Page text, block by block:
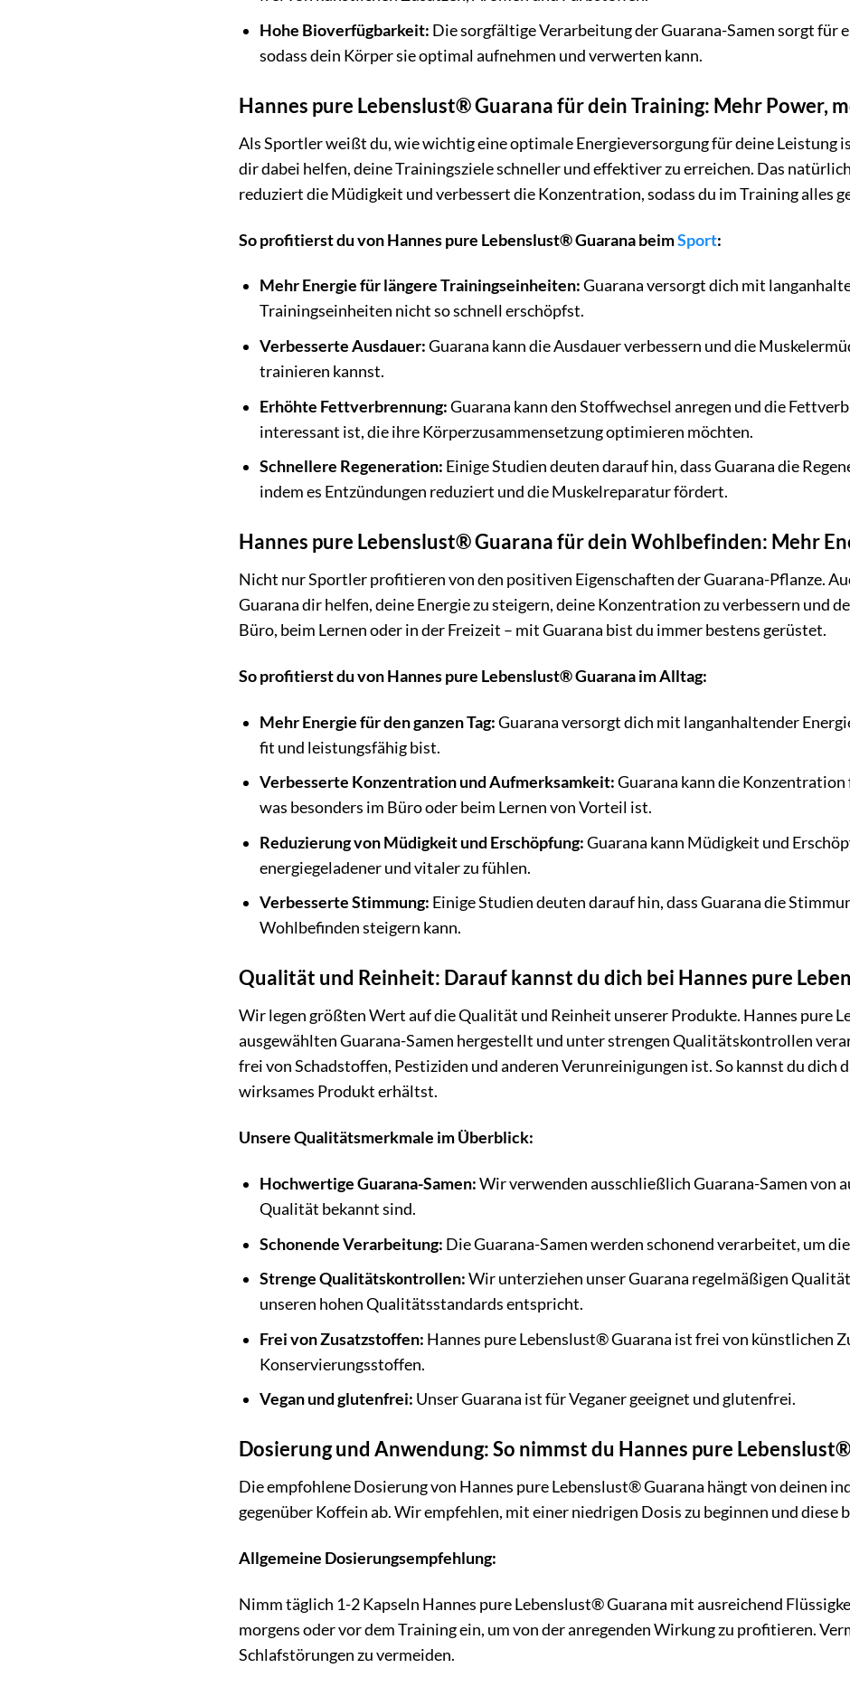
Hohe Bioverfügbarkeit: Die sorgfältige Verarbeitung der Guarana-Samen sorgt
sodass dein Körper sie optimal aufnehmen und verwerten kann.
Hannes pure Lebenslust® Guarana für dein Training: Mehr Power,
Als Sportler weißt du, wie wichtig eine optimale Energieversorgung für deine Leistung
dir dabei helfen, deine Trainingsziele schneller und effektiver zu erreichen. Das
reduziert die Müdigkeit und verbessert die Konzentration, sodass du im Training alles
So profitierst du von Hannes pure Lebenslust® Guarana beimSport:
Mehr Energie für längere Trainingseinheiten:Guarana versorgt dich mit
Trainingseinheiten nicht so schnell erschöpfst.
Verbesserte Ausdauer:Guarana kann die Ausdauer verbessern und die
trainieren kannst.
Erhöhte Fettverbrennung:Guarana kann den Stoffwechsel anregen und die
interessant ist, die ihre Körperzusammensetzung optimieren möchten.
Schnellere Regeneration: Einige Studien deuten darauf hin, dass Guarana die
indem es Entzündungen reduziert und die Muskelreparatur fördert.
Hannes pure Lebenslust® Guarana für dein Wohlbefinden: Mehr
Nicht nur Sportler profitieren von den positiven Eigenschaften der Guarana-Pflanze.
Guarana dir helfen, deine Energie zu steigern, deine Konzentration zu verbessern und
Büro, beim Lernen oder in der Freizeit – mit Guarana bist du immer bestens gerüstet.
So profitierst du von Hannes pure Lebenslust® Guarana im Alltag:
Mehr Energie für den ganzen Tag:Guarana versorgt dich mit langanhaltender
fit und leistungsfähig bist.
Verbesserte Konzentration und Aufmerksamkeit:Guarana kann die
was besonders im Büro oder beim Lernen von Vorteil ist.
Reduzierung von Müdigkeit und Erschöpfung:Guarana kann Müdigkeit und
energiegeladener und vitaler zu fühlen.
Verbesserte Stimmung: Einige Studien deuten darauf hin, dass Guarana die
Wohlbefinden steigern kann.
Qualität und Reinheit: Darauf kannst du dich bei Hannes pure
Wir legen größten Wert auf die Qualität und Reinheit unserer Produkte. Hannes pure
ausgewählten Guarana-Samen hergestellt und unter strengen Qualitätskontrollen
frei von Schadstoffen, Pestiziden und anderen Verunreinigungen ist. So kannst du dich
wirksames Produkt erhältst.
Unsere Qualitätsmerkmale im Überblick:
Hochwertige Guarana-Samen:Wir verwenden ausschließlich Guarana-Samen von
Qualität bekannt sind.
Schonende Verarbeitung: Die Guarana-Samen werden schonend verarbeitet, um
Strenge Qualitätskontrollen:Wir unterziehen unser Guarana regelmäßigen
unseren hohen Qualitätsstandards entspricht.
Frei von Zusatzstoffen: Hannes pure Lebenslust® Guarana ist frei von künstlichen
Konservierungsstoffen.
Vegan und glutenfrei: Unser Guarana ist für Veganer geeignet und glutenfrei.
Dosierung und Anwendung: So nimmst du Hannes pure
Die empfohlene Dosierung von Hannes pure Lebenslust® Guarana hängt von deinen
gegenüber Koffein ab. Wir empfehlen, mit einer niedrigen Dosis zu beginnen und diese
Allgemeine Dosierungsempfehlung:
Nimm täglich 1-2 Kapseln Hannes pure Lebenslust® Guarana mit ausreichend
morgens oder vor dem Training ein, um von der anregenden Wirkung zu profitieren.
Schlafstörungen zu vermeiden.